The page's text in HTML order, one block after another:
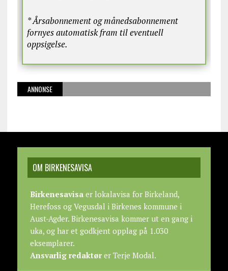
* Årsabonnement og månedsabonnement
fornyes automatisk fram til eventuell
oppsigelse.
ANNONSE
OM BIRKENESAVISA
Birkenesavisaer lokalavisa for Birkeland,
Herefoss og Vegusdal i Birkenes kommune i
Aust-Agder. Birkenesavisa kommer ut en gang i
uka, og har et godkjent opplag på 1.030
eksemplarer.
Ansvarlig redaktører Terje Modal.